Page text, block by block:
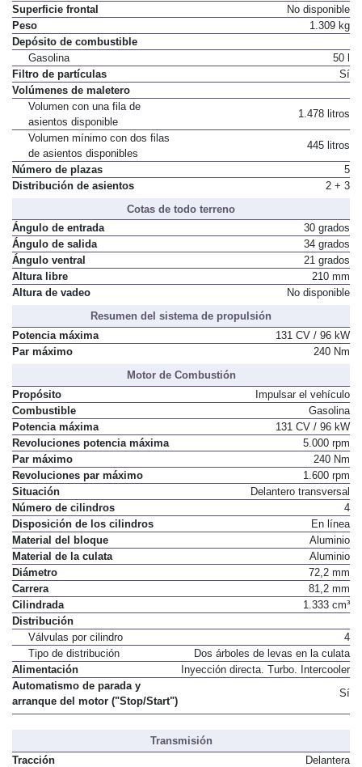
Superficie frontal
No disponible
Peso
1.309 kg
Depósito de combustible
Gasolina
50 l
Filtro de partículas
Sí
Volúmenes de maletero
Volumen con una fila de
asientos disponible
1.478 litros
Volumen mínimo con dos filas
de asientos disponibles
445 litros
Número de plazas
5
Distribución de asientos
2 + 3
Cotas de todo terreno
Ángulo de entrada
30 grados
Ángulo de salida
34 grados
Ángulo ventral
21 grados
Altura libre
210 mm
Altura de vadeo
No disponible
Resumen del sistema de propulsión
Potencia máxima
131 CV / 96 kW
Par máximo
240 Nm
Motor de Combustión
Propósito
Impulsar el vehículo
Combustible
Gasolina
Potencia máxima
131 CV / 96 kW
Revoluciones potencia máxima
5.000 rpm
Par máximo
240 Nm
Revoluciones par máximo
1.600 rpm
Situación
Delantero transversal
Número de cilindros
4
Disposición de los cilindros
En línea
Material del bloque
Aluminio
Material de la culata
Aluminio
Diámetro
72,2 mm
Carrera
81,2 mm
Cilindrada
1.333 cm³
Distribución
Válvulas por cilindro
4
Tipo de distribución
Dos árboles de levas en la culata
Alimentación
Inyección directa. Turbo. Intercooler
Automatismo de parada y
arranque del motor ("Stop/Start")
Sí
Transmisión
Tracción
Delantera